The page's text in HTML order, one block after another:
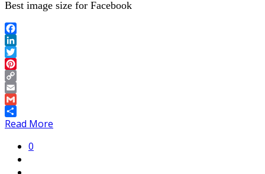
Best image size for Facebook
Facebook
LinkedIn
Twitter
Pinterest
Copy
Link
Email
Gmail
Share
Read More
0